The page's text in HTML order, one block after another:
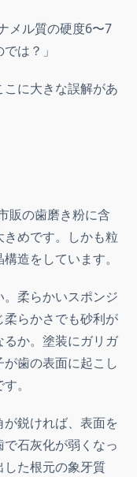
メル質の硬度6〜7
は？」
に大きな誤解があ
販の歯磨き粉に含
めです。しかも粒
造をしています。
柔らかいスポンジ
らかさでも砂利が
か。塗装にガリガ
歯の表面に起こし
。
鋭ければ、表面を
石灰化が弱くなっ
た根元の象牙質